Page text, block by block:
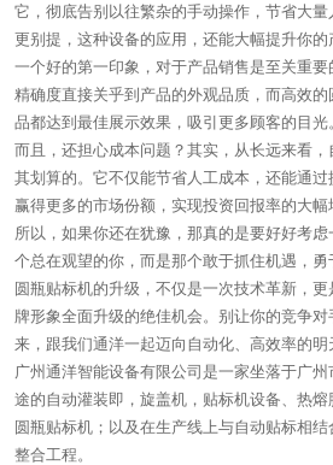
它，彻底告别以往繁杂的手动操作，节省大量
更别提，这种设备的应用，还能大幅提升你的
一个好的第一印象，对于产品销售是至关重
精确度直接关乎到产品的外观品质，而高效
品都达到最佳展示效果，吸引更多顾客的目光
而且，还担心成本问题？其实，从长远来看
其划算的。它不仅能节省人工成本，还能通
赢得更多的市场份额，实现投资回报率的大幅
所以，如果你还在犹豫，那真的是要好好考
个总在观望的你，而是那个敢于抓住机遇，勇
圆瓶贴标机的升级，不仅是一次技术革新，
牌形象全面升级的绝佳机会。别让你的竞争
来，跟我们通洋一起迈向自动化、高效率的明
广州通洋智能设备有限公司是一家坐落于广
途的自动灌装即，旋盖机，贴标机设备、热熔
圆瓶贴标机；以及在生产线上与自动贴标相
整合工程。